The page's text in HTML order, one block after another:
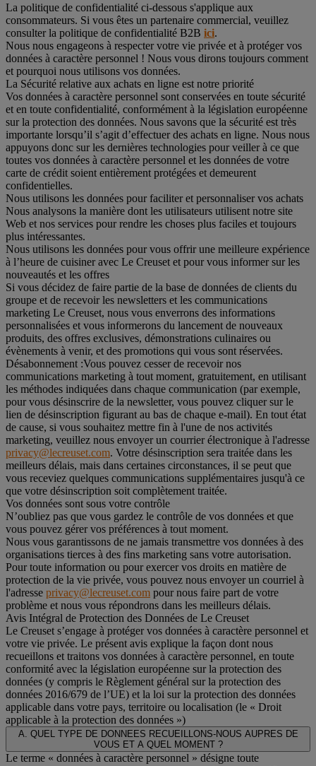
La politique de confidentialité ci-dessous s'applique aux
consommateurs. Si vous êtes un partenaire commercial, veuillez
consulter la politique de confidentialité B2B ici.
Nous nous engageons à respecter votre vie privée et à protéger vos
données à caractère personnel ! Nous vous dirons toujours comment
et pourquoi nous utilisons vos données.
La Sécurité relative aux achats en ligne est notre priorité
Vos données à caractère personnel sont conservées en toute sécurité
et en toute confidentialité, conformément à la législation européenne
sur la protection des données. Nous savons que la sécurité est très
importante lorsqu’il s’agit d’effectuer des achats en ligne. Nous nous
appuyons donc sur les dernières technologies pour veiller à ce que
toutes vos données à caractère personnel et les données de votre
carte de crédit soient entièrement protégées et demeurent
confidentielles.
Nous utilisons les données pour faciliter et personnaliser vos achats
Nous analysons la manière dont les utilisateurs utilisent notre site
Web et nos services pour rendre les choses plus faciles et toujours
plus intéressantes.
Nous utilisons les données pour vous offrir une meilleure expérience
à l’heure de cuisiner avec Le Creuset et pour vous informer sur les
nouveautés et les offres
Si vous décidez de faire partie de la base de données de clients du
groupe et de recevoir les newsletters et les communications
marketing Le Creuset, nous vous enverrons des informations
personnalisées et vous informerons du lancement de nouveaux
produits, des offres exclusives, démonstrations culinaires ou
évènements à venir, et des promotions qui vous sont réservées.
Désabonnement :Vous pouvez cesser de recevoir nos
communications marketing à tout moment, gratuitement, en utilisant
les méthodes indiquées dans chaque communication (par exemple,
pour vous désinscrire de la newsletter, vous pouvez cliquer sur le
lien de désinscription figurant au bas de chaque e-mail). En tout état
de cause, si vous souhaitez mettre fin à l'une de nos activités
marketing, veuillez nous envoyer un courrier électronique à l'adresse
privacy@lecreuset.com. Votre désinscription sera traitée dans les
meilleurs délais, mais dans certaines circonstances, il se peut que
vous receviez quelques communications supplémentaires jusqu'à ce
que votre désinscription soit complètement traitée.
Vos données sont sous votre contrôle
N’oubliez pas que vous gardez le contrôle de vos données et que
vous pouvez gérer vos préférences à tout moment.
Nous vous garantissons de ne jamais transmettre vos données à des
organisations tierces à des fins marketing sans votre autorisation.
Pour toute information ou pour exercer vos droits en matière de
protection de la vie privée, vous pouvez nous envoyer un courriel à
l'adresse privacy@lecreuset.com pour nous faire part de votre
problème et nous vous répondrons dans les meilleurs délais.
Avis Intégral de Protection des Données de Le Creuset
Le Creuset s’engage à protéger vos données à caractère personnel et
votre vie privée. Le présent avis explique la façon dont nous
recueillons et traitons vos données à caractère personnel, en toute
conformité avec la législation européenne sur la protection des
données (y compris le Règlement général sur la protection des
données 2016/679 de l’UE) et la loi sur la protection des données
applicable dans votre pays, territoire ou localisation (le « Droit
applicable à la protection des données »)
A. QUEL TYPE DE DONNEES RECUEILLONS-NOUS AUPRES DE
VOUS ET A QUEL MOMENT ?
Le terme « données à caractère personnel » désigne toute